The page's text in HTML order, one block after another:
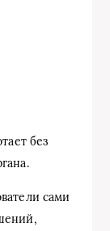
без
сами